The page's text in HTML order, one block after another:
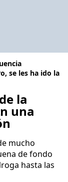
se les ha ido la
la
una
mucho
de fondo
hasta las